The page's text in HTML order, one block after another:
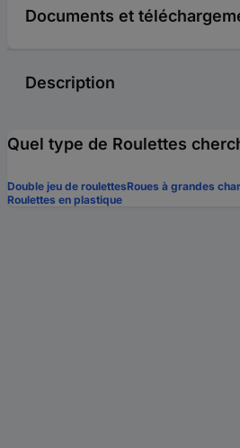
Documents et
Description
Quel type de Roulettes
Double jeu de roulettesRoues à grandes
Roulettes en plastique